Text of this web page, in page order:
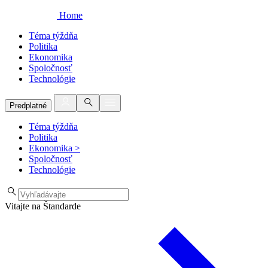
Home
Téma týždňa
Politika
Ekonomika
Spoločnosť
Technológie
Predplatné
Téma týždňa
Politika
Ekonomika >
Spoločnosť
Technológie
Vitajte na Štandarde